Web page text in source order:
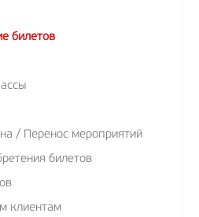
билетов
/ Перенос мероприятий
билетов
клиентам